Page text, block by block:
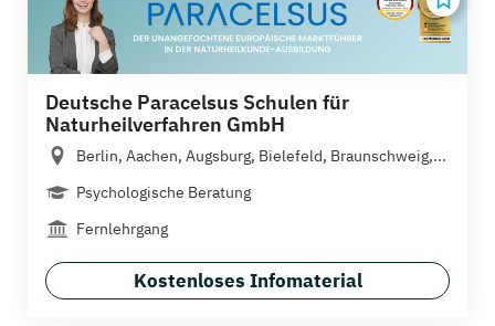
Deutsche Paracelsus Schulen für
Naturheilverfahren GmbH
Berlin, Aachen, Augsburg, Bielefeld, Braunschweig,...
Psychologische Beratung
Fernlehrgang
Kostenloses Infomaterial